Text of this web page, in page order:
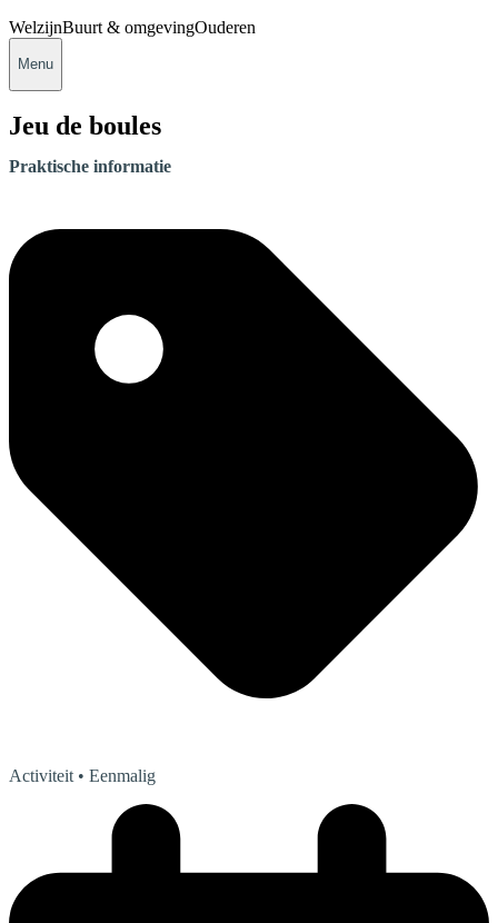
WelzijnBuurt & omgevingOuderen
Menu
Jeu de boules
Praktische informatie
Activiteit • Eenmalig